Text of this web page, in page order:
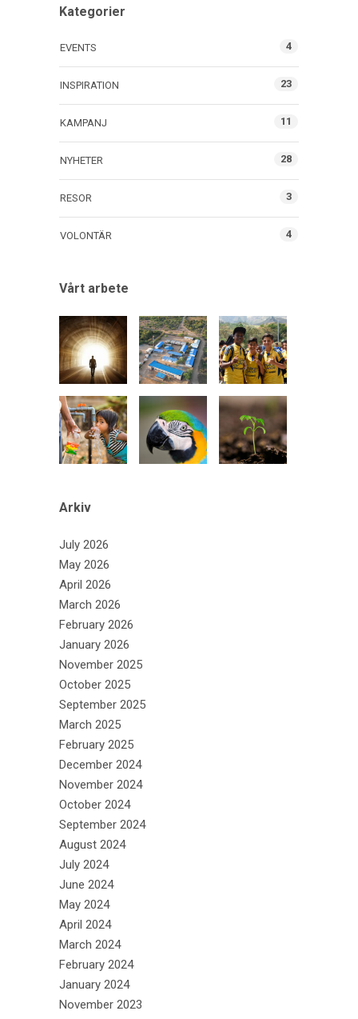
Kategorier
EVENTS 4
INSPIRATION 23
KAMPANJ 11
NYHETER 28
RESOR 3
VOLONTÄR 4
Vårt arbete
Arkiv
July 2026
May 2026
April 2026
March 2026
February 2026
January 2026
November 2025
October 2025
September 2025
March 2025
February 2025
December 2024
November 2024
October 2024
September 2024
August 2024
July 2024
June 2024
May 2024
April 2024
March 2024
February 2024
January 2024
November 2023